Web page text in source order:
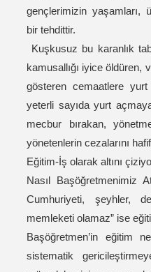
gençlerimizin yaşamları,
bir tehdittir.
Kuşkusuz bu karanlık
kamusallığı iyice öldüren,
gösteren cemaatlere yurt
yeterli sayıda yurt
mecbur bırakan,
yönetenlerin cezalarını
Eğitim-İş olarak altını
Nasıl Başöğretmenimiz
Cumhuriyeti, şeyhler,
memleketi olamaz” ise
Başöğretmen’in eğitim
sistematik